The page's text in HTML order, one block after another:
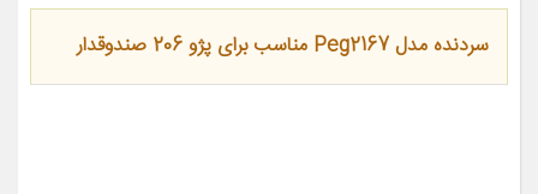
سردنده مدل Peg2167 مناسب برای پژو 206 صندوقدار